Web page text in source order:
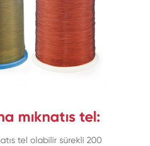
mıknatıs tel:
tel olabilir sürekli 200